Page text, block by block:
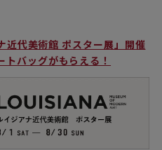
近代美術館 ポスター展」開催
バッグがもらえる！